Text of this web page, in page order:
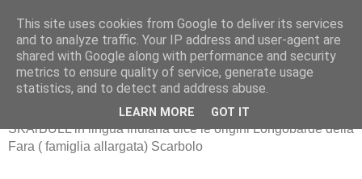
SKArBULL -Scarbolo-
SKArBULL in lingua friulana dice le origini Longobarde della
Fara ( famiglia allargata) Scarbolo
This site uses cookies from Google to deliver its services
and to analyze traffic. Your IP address and user-agent are
shared with Google along with performance and security
metrics to ensure quality of service, generate usage
statistics, and to detect and address abuse.
LEARN MORE GOT IT